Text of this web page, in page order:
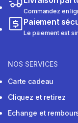
Commandez en
Paiement
Le paiement est
NOS SERVICES
Carte cadeau
Cliquez et retirez
Echange et